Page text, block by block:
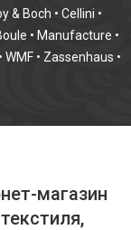
& Boch • Cellini •
• Manufacture •
• WMF • Zassenhaus •
магазин